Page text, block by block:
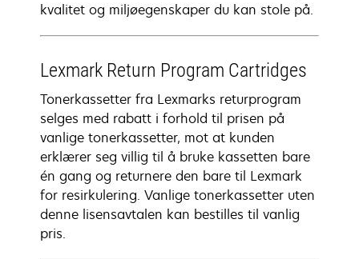
kvalitet og miljøegenskaper du kan stole på.
Lexmark Return Program Cartridges
Tonerkassetter fra Lexmarks returprogram
selges med rabatt i forhold til prisen på
vanlige tonerkassetter, mot at kunden
erklærer seg villig til å bruke kassetten bare
én gang og returnere den bare til Lexmark
for resirkulering. Vanlige tonerkassetter uten
denne lisensavtalen kan bestilles til vanlig
pris.